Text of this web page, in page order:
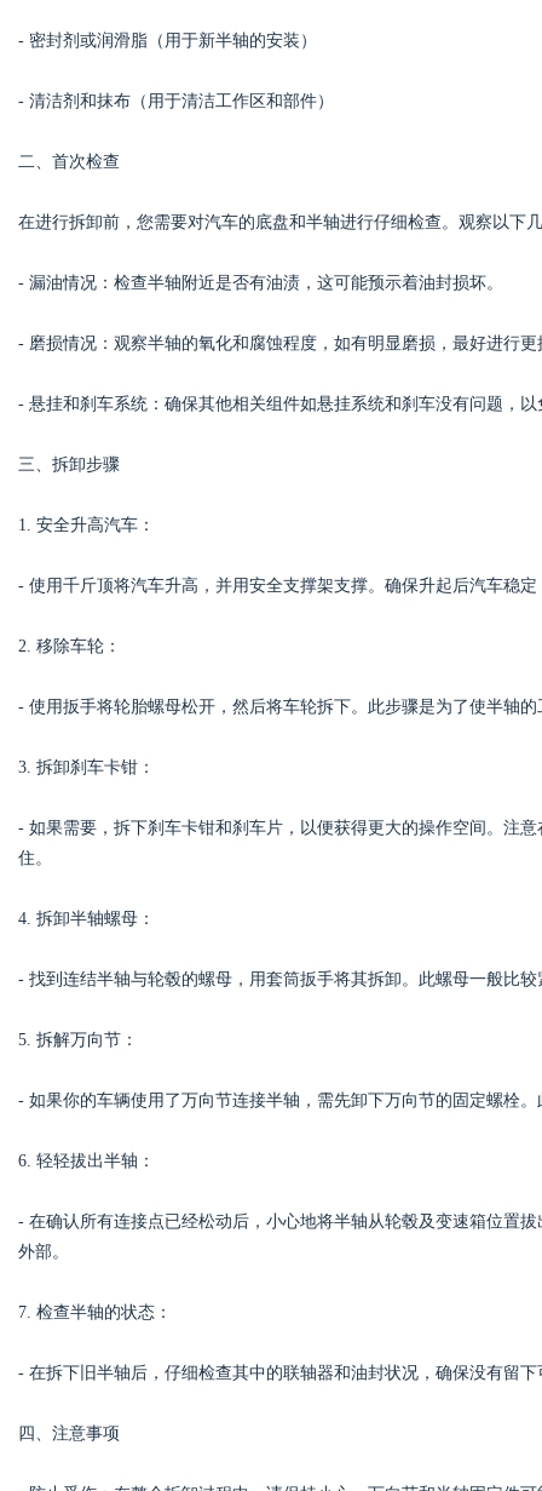
- 密封剂或润滑脂（用于新半轴的安装）
- 清洁剂和抹布（用于清洁工作区和部件）
二、首次检查
在进行拆卸前，您需要对汽车的底盘和半轴进行仔细检查。观察以下
- 漏油情况：检查半轴附近是否有油渍，这可能预示着油封损坏。
- 磨损情况：观察半轴的氧化和腐蚀程度，如有明显磨损，最好进行更
- 悬挂和刹车系统：确保其他相关组件如悬挂系统和刹车没有问题，
三、拆卸步骤
1. 安全升高汽车：
- 使用千斤顶将汽车升高，并用安全支撑架支撑。确保升起后汽车稳
2. 移除车轮：
- 使用扳手将轮胎螺母松开，然后将车轮拆下。此步骤是为了使半轴
3. 拆卸刹车卡钳：
- 如果需要，拆下刹车卡钳和刹车片，以便获得更大的操作空间。注
住。
4. 拆卸半轴螺母：
- 找到连结半轴与轮毂的螺母，用套筒扳手将其拆卸。此螺母一般比
5. 拆解万向节：
- 如果你的车辆使用了万向节连接半轴，需先卸下万向节的固定螺栓
6. 轻轻拔出半轴：
- 在确认所有连接点已经松动后，小心地将半轴从轮毂及变速箱位置
外部。
7. 检查半轴的状态：
- 在拆下旧半轴后，仔细检查其中的联轴器和油封状况，确保没有留
四、注意事项